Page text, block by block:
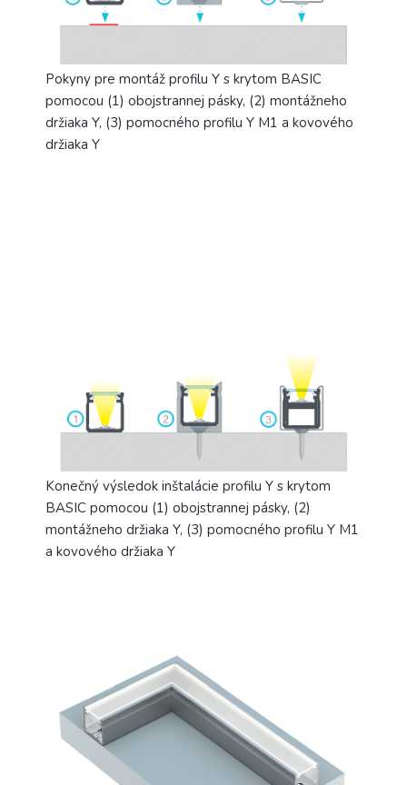
Pokyny pre montáž profilu Y s krytom BASIC
pomocou (1) obojstrannej pásky, (2) montážneho
držiaka Y, (3) pomocného profilu Y M1 a kovového
držiaka Y
Konečný výsledok inštalácie profilu Y s krytom
BASIC pomocou (1) obojstrannej pásky, (2)
montážneho držiaka Y, (3) pomocného profilu Y M1
a kovového držiaka Y